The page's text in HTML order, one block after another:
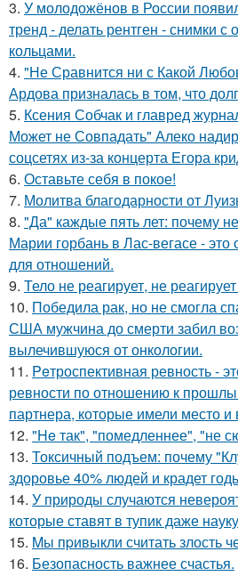
3. У молодожёнов в России
тренд - делать рентген - снимки с
кольцами.
4. "Не Сравнится ни с Какой
Ардова призналась в том, что
5. Ксения Собчак и главред
Может не Совпадать" Алеко
соцсетях из-за концерта Егора
6. Оставьте себя в покое!
7. Молитва благодарности от
8. "Да" каждые пять лет: почему
Марии горбань в Лас-вегасе - это
для отношений.
9. Тело не реагирует, не
10. Победила рак, но не смогла
США мужчина до смерти забил
вылечившуюся от онкологии.
11. Peтроспективная ревность -
ревности по отношению к
партнера, которые имели место
12. "He так", "помедленнее", "не
13. Токсичный подъем: почему
здоровье 40% людей и крадет
14. У природы случаются
которые ставят в тупик даже
15. Mы пpивыкли считать злость
16. Безопасность важнее счастья.